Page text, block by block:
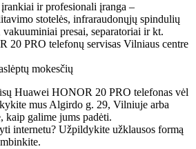
ir profesionali įranga –
stotelės, infraraudonųjų spindulių
presai, separatoriai ir kt.
20 PRO telefonų servisas Vilniaus centre
mokesčių
Huawei HONOR 20 PRO telefonas vėl
mus Algirdo g. 29, Vilniuje arba
kaip galime jums padėti.
internetu? Užpildykite užklausos formą